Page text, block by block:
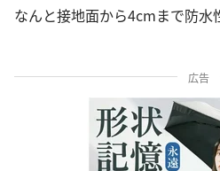
なんと接地面から4cmまで防水
広告